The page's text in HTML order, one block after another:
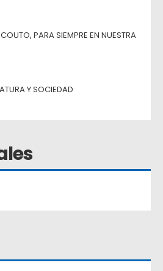
PARA SIEMPRE EN NUESTRA
Y SOCIEDAD